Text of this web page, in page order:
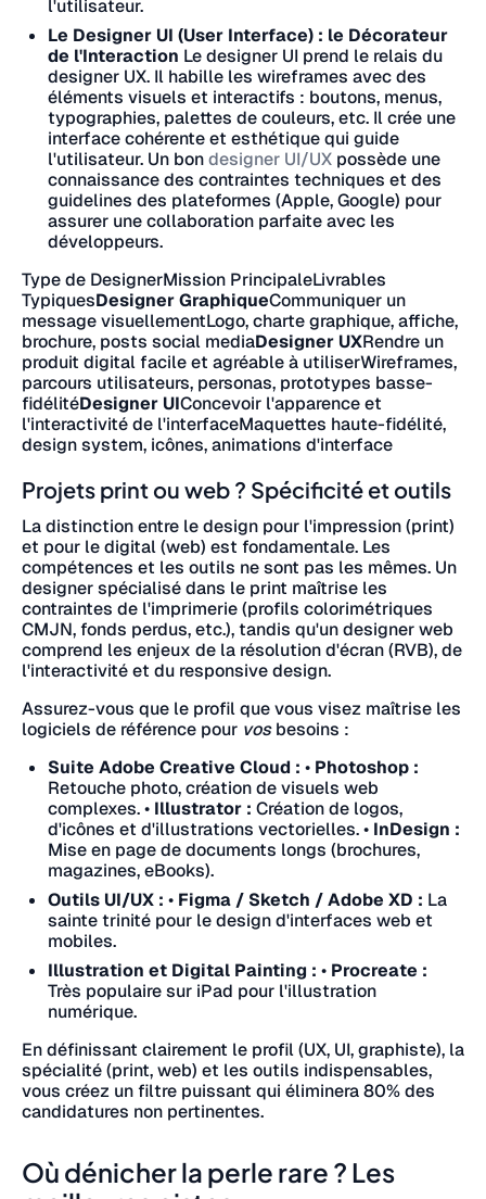
l'utilisateur.
Le Designer UI (User Interface) : le Décorateur
de l'Interaction Le designer UI prend le relais du
designer UX. Il habille les wireframes avec des
éléments visuels et interactifs : boutons, menus,
typographies, palettes de couleurs, etc. Il crée une
interface cohérente et esthétique qui guide
l'utilisateur. Un bondesigner UI/UX possède une
connaissance des contraintes techniques et des
guidelines des plateformes (Apple, Google) pour
assurer une collaboration parfaite avec les
développeurs.
Type de DesignerMission PrincipaleLivrables
TypiquesDesigner GraphiqueCommuniquer un
message visuellementLogo, charte graphique, affiche,
brochure, posts social mediaDesigner UXRendre un
produit digital facile et agréable à utiliserWireframes,
parcours utilisateurs, personas, prototypes basse-
fidélitéDesigner UIConcevoir l'apparence et
l'interactivité de l'interfaceMaquettes haute-fidélité,
design system, icônes, animations d'interface
Projets print ou web ? Spécificité et outils
La distinction entre le design pour l'impression (print)
et pour le digital (web) est fondamentale. Les
compétences et les outils ne sont pas les mêmes. Un
designer spécialisé dans le print maîtrise les
contraintes de l'imprimerie (profils colorimétriques
CMJN, fonds perdus, etc.), tandis qu'un designer web
comprend les enjeux de la résolution d'écran (RVB), de
l'interactivité et du responsive design.
Assurez-vous que le profil que vous visez maîtrise les
logiciels de référence pour vosbesoins :
Suite Adobe Creative Cloud : • Photoshop :
Retouche photo, création de visuels web
complexes.• Illustrator : Création de logos,
d'icônes et d'illustrations vectorielles.• InDesign :
Mise en page de documents longs (brochures,
magazines, eBooks).
Outils UI/UX : • Figma / Sketch / Adobe XD : La
sainte trinité pour le design d'interfaces web et
mobiles.
Illustration et Digital Painting : • Procreate :
Très populaire sur iPad pour l'illustration
numérique.
En définissant clairement le profil (UX, UI, graphiste), la
spécialité (print, web) et les outils indispensables,
vous créez un filtre puissant qui éliminera 80% des
candidatures non pertinentes.
Où dénicher la perle rare ? Les